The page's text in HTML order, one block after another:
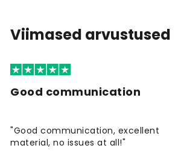
Viimased arvustused
Good communication
"Good communication, excellent
material, no issues at all!"